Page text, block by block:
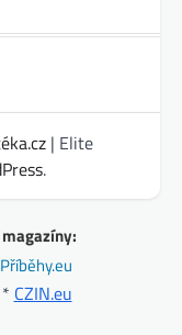
| Elite
.
CZIN.eu